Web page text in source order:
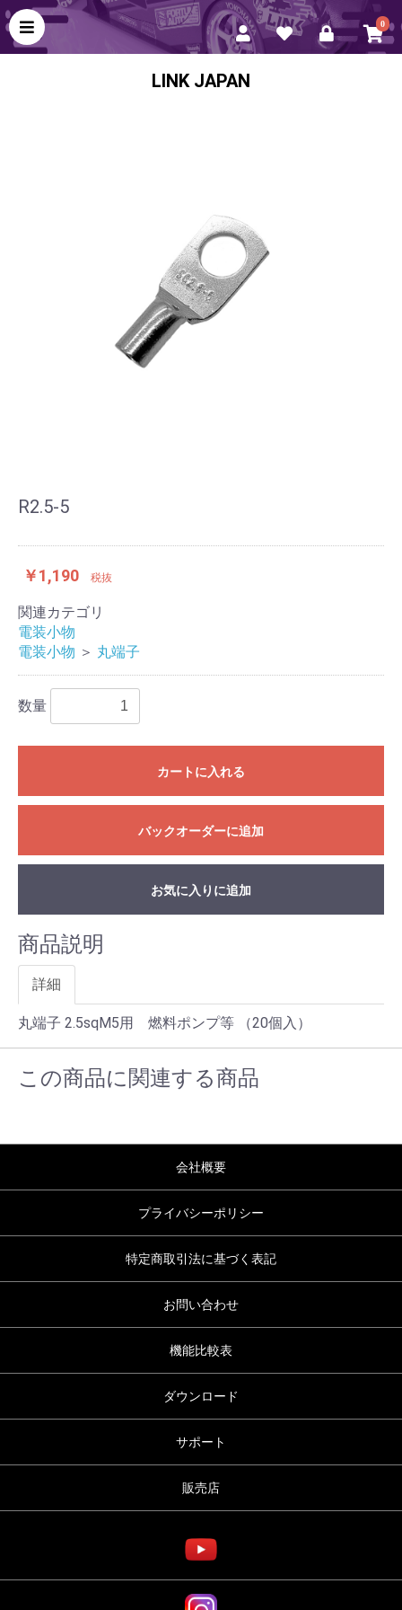
0
LINK JAPAN
R2.5-5
￥1,190 税抜
関連カテゴリ
電装小物
電装小物 ＞ 丸端子
数量
カートに入れる
バックオーダーに追加
お気に入りに追加
商品説明
詳細
丸端子 2.5sqM5用 燃料ポンプ等 （20個入）
この商品に関連する商品
会社概要
プライバシーポリシー
特定商取引法に基づく表記
お問い合わせ
機能比較表
ダウンロード
サポート
販売店